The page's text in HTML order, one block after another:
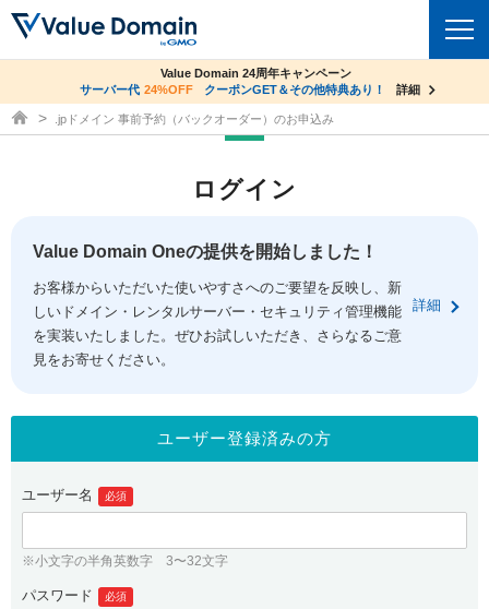
ドメイントップ
ドメイン移管
ドメイン価格一覧
ドメイン一括検索
.jpドメインオークション
gTLDオークション NEW!
.jpドメインバックオーダー
プレミアムドメイン
人気ドメインの種類
コアサーバー
バリューサーバー
XREA
セキュリティトップ
Value Domain ネットde診断
SSL証明書
サービストップ
お得意様割引
紹介制度
バリュードメインAPI
ドメイン・ホスティングOEM
facebook
ログイン
従来のバリュードメインをご利用希望の方
ユーザー登録
co.jpドメイン✕コアサーバーV2ビジネス応援キャンペーン
サーバー料金1年間無料
詳細
Value Domain 24周年キャンペーン
サーバー代 24%OFF クーポンGET＆その他特典あり！ 詳細
ドメイン取得ならバリュードメイン
.jpドメイン 事前予約（バックオーダー）のお申込み
ログイン
Value Domain Oneの提供を開始しました！
お客様からいただいた使いやすさへのご要望を反映し、新
しいドメイン・レンタルサーバー・セキュリティ管理機能
を実装いたしました。ぜひお試しいただき、さらなるご意
見をお寄せください。
詳細
ユーザー登録済みの方
ユーザー名 必須
※小文字の半角英数字 3〜32文字
パスワード 必須